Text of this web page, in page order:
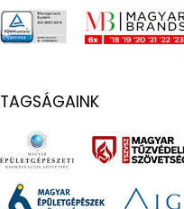
TAGSÁGAINK